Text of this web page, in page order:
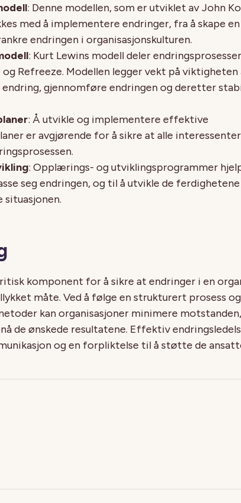
: Denne modellen, som er utviklet av John
med å implementere endringer, fra å skape
endringen i organisasjonskulturen.
: Kurt Lewins modell deler
og Refreeze. Modellen legger vekt på
endring, gjennomføre endringen og deretter
: Å utvikle og implementere effektive
er avgjørende for å sikre at alle
: Opplærings- og utviklingsprogrammer
seg endringen, og til å utvikle de
situasjonen.
komponent for å sikre at endringer i en
måte. Ved å følge en strukturert prosess
kan organisasjoner minimere
de ønskede resultatene. Effektiv
og en forpliktelse til å støtte de